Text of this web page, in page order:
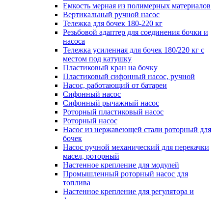
Емкость мерная из полимерных материалов
Вертикальный ручной насос
Тележка для бочек 180-220 кг
Резьбовой адаптер для соединения бочки и
насоса
Тележка усиленная для бочек 180/220 кг с
местом под катушку
Пластиковый кран на бочку
Пластиковый сифонный насос, ручной
Насос, работающий от батареи
Сифонный насос
Сифонный рычажный насос
Роторный пластиковый насос
Роторный насос
Насос из нержавеющей стали роторный для
бочек
Насос ручной механический для перекачки
масел, роторный
Настенное крепление для модулей
Промышленный роторный насос для
топлива
Настенное крепление для регулятора и